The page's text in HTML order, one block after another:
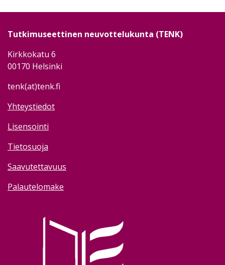
Tutkimuseettinen neuvottelukunta (TENK)
Kirkkokatu 6
00170 Helsinki
tenk(at)tenk.fi
Yhteystiedot
Lisensointi
Tietosuoja
Saavutettavuus
Palautelomake